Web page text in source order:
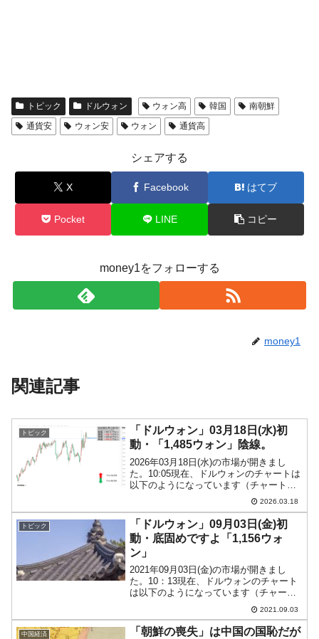
トピック ドルウォン ウォン高 韓国
南朝鮮
通貨安
ウォン安 ウォン 通貨高
シェアする
X Facebook はてブ
Pocket LINE コピー
money1をフォローする
money1
関連記事
トピック
「ドルウォン」03月18日(水)初
動・「1,485ウォン」陰線。
2026年03月18日(水)の市場が開きまし
た。10:05現在、ドルウォンのチャートは
以下のようになっています（チャートは
『Investing.com』より引用）。前日は陰
線で締まり、本日も現在のところ陰線。
「1ドル＝1,485ウォン」近辺...
2026.03.18
トピック
「ドルウォン」09月03日(金)初
動・底固めですよ「1,156ウォ
ン」
2021年09月03日(金)の市場が開きまし
た。10：13現在、ドルウォンのチャート
は以下のようになっています（チャート
は『Investing.com』より引用）。ウォン
安方向に跳ね返すにしても、とにかく底
を固めないと仕方がありません。現在...
2021.09.03
中国経済
「朝鮮の喪失」は中国の国恥だが